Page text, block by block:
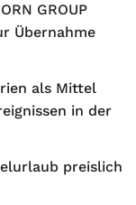
GROUP
Übernahme
als Mittel
in der
preislich